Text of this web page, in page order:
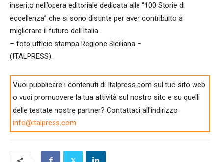
inserito nell’opera editoriale dedicata alle “100 Storie di
eccellenza” che si sono distinte per aver contribuito a
migliorare il futuro dell’Italia.
– foto ufficio stampa Regione Siciliana –
(ITALPRESS).
Vuoi pubblicare i contenuti di Italpress.com sul tuo sito web
o vuoi promuovere la tua attività sul nostro sito e su quelli
delle testate nostre partner? Contattaci all'indirizzo
info@italpress.com